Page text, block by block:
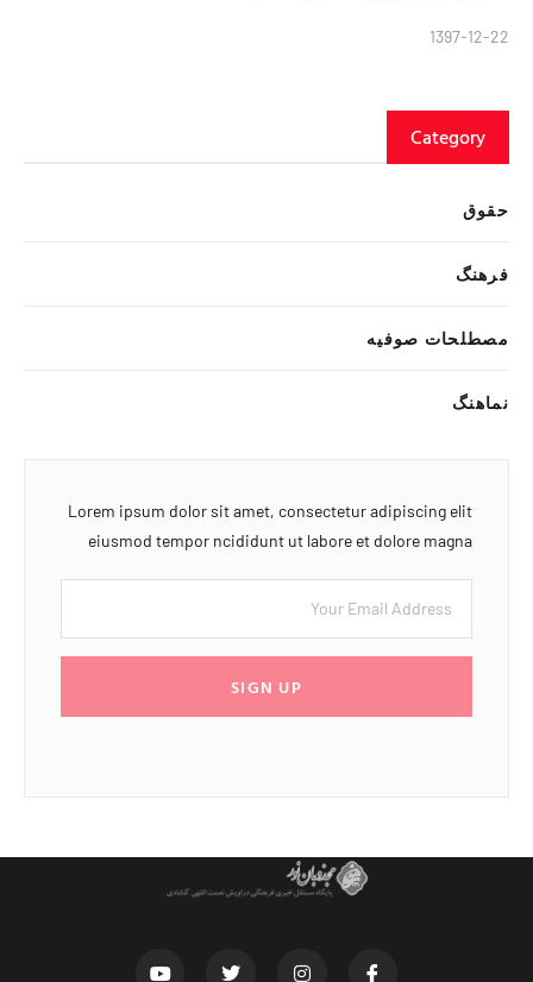
1397-12-22
Category
حقوق
فرهنگ
مصطلحات صوفیه
نماهنگ
Lorem ipsum dolor sit amet, consectetur adipiscing elit
eiusmod tempor ncididunt ut labore et dolore magna
SIGN UP